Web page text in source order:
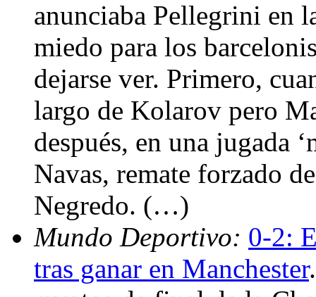
anunciaba Pellegrini en
miedo para los
dejarse ver. Primero,
largo de Kolarov pero
después, en una jugada
Navas, remate forzado
Negredo. (…)
Mundo Deportivo: 0-2:
tras ganar en Manchester